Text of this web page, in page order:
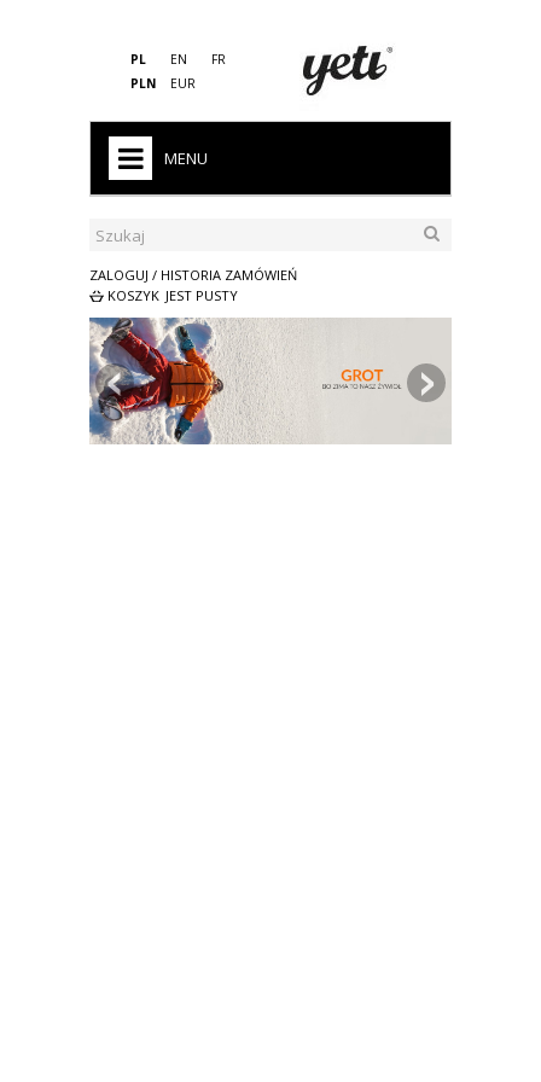
PL EN
FR
PLN
EUR
MENU
MĘŻCZYZNA
KOBIETA
DZIECKO
PRO
ZALOGUJ / HISTORIA ZAMÓWIEŃ
KOSZYK JEST PUSTY